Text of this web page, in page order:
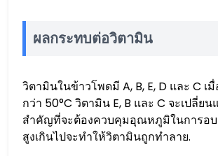
ผลกระทบต่อวิตามิน
วิตามินในข้าวโพดมี A, B, E, D และ C
กว่า 50°C วิตามิน E, B และ C จะเปลี่ย
สำคัญที่จะต้องควบคุมอุณหภูมิในการอ
สูงเกินไปจะทำให้วิตามินถูกทำลาย.